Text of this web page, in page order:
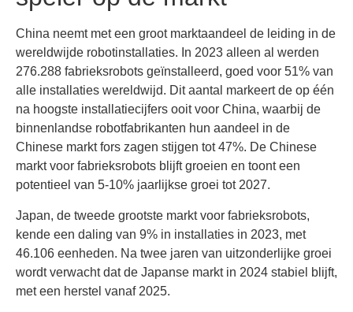
China neemt met een groot marktaandeel de leiding in de
wereldwijde robotinstallaties. In 2023 alleen al werden
276.288 fabrieksrobots geïnstalleerd, goed voor 51% van
alle installaties wereldwijd. Dit aantal markeert de op één
na hoogste installatiecijfers ooit voor China, waarbij de
binnenlandse robotfabrikanten hun aandeel in de
Chinese markt fors zagen stijgen tot 47%. De Chinese
markt voor fabrieksrobots blijft groeien en toont een
potentieel van 5-10% jaarlijkse groei tot 2027.
Japan, de tweede grootste markt voor fabrieksrobots,
kende een daling van 9% in installaties in 2023, met
46.106 eenheden. Na twee jaren van uitzonderlijke groei
wordt verwacht dat de Japanse markt in 2024 stabiel blijft,
met een herstel vanaf 2025.